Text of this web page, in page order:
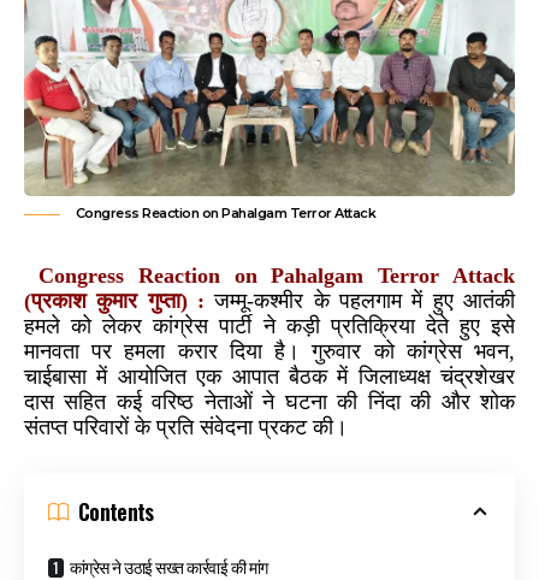
Congress Reaction on Pahalgam Terror Attack
Congress Reaction on Pahalgam Terror Attack
(प्रकाश कुमार गुप्ता) : जम्मू-कश्मीर के पहलगाम में हुए आतंकी
हमले को लेकर कांग्रेस पार्टी ने कड़ी प्रतिक्रिया देते हुए इसे
मानवता पर हमला करार दिया है। गुरुवार को कांग्रेस भवन,
चाईबासा में आयोजित एक आपात बैठक में जिलाध्यक्ष चंद्रशेखर
दास सहित कई वरिष्ठ नेताओं ने घटना की निंदा की और शोक
संतप्त परिवारों के प्रति संवेदना प्रकट की।
Contents
कांग्रेस ने उठाई सख्त कार्रवाई की मांग